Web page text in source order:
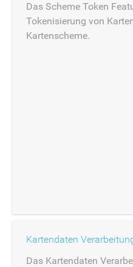
Das Scheme Token
Tokenisierung von
Kartenscheme.
Kartendaten
Das Kartendaten